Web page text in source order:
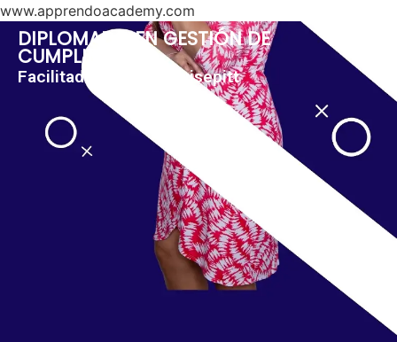
www.apprendoacademy.com
DIPLOMADO EN GESTIÓN DE
CUMPLIMIENTO
Facilitadora: Eloisa Guisepitt